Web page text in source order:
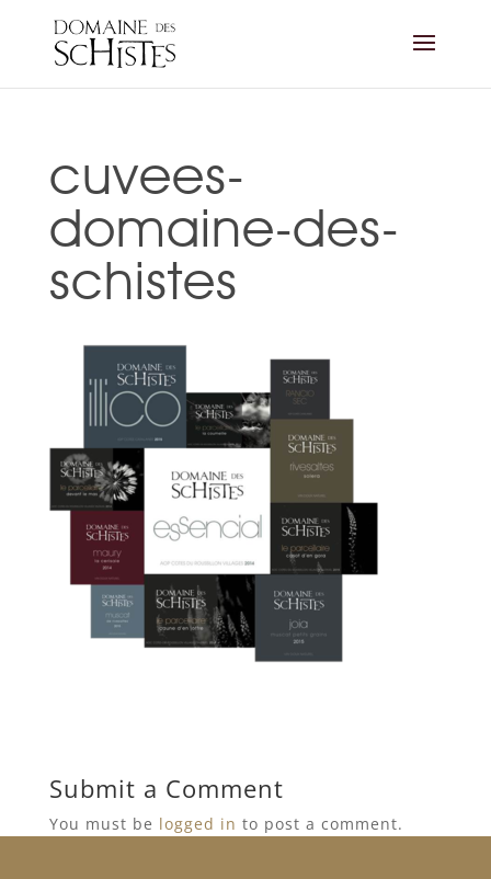
cuvees-
domaine-des-
schistes
Submit a Comment
You must be logged in to post a comment.